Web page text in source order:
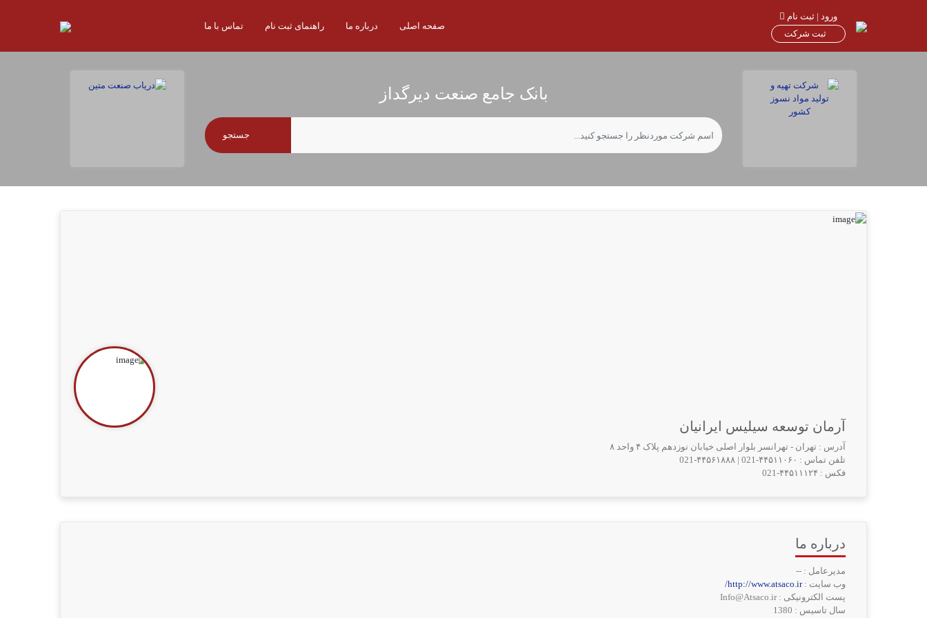
ورود | ثبت نام
ثبت شرکت
صفحه اصلی درباره ما راهنمای ثبت نام تماس با ما
بانک جامع صنعت دیرگداز
جستجو
آرمان توسعه سیلیس ایرانیان
آدرس : تهران - تهرانسر بلوار اصلی خیابان نوزدهم پلاک ۴ واحد ۸
تلفن تماس : 021-۴۴۵۱۱۰۶۰ | 021-۴۴۵۶۱۸۸۸
فکس : 021-۴۴۵۱۱۱۲۴
درباره ما
مدیرعامل : --
وب سایت : http://www.atsaco.ir/
پست الکترونیکی : Info@Atsaco.ir
سال تاسیس : 1380